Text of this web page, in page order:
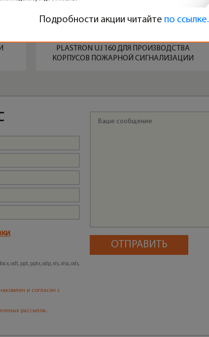
PLASTRON UJ 160 ДЛЯ ПРОИЗВОДСТВА
КОРПУСОВ ПОЖАРНОЙ СИГНАЛИЗАЦИИ
odt, ppt, pptx, odp, xls, xlsx, ods,
и согласен с
рассылок.
Подробности акции читайте по ссылке.